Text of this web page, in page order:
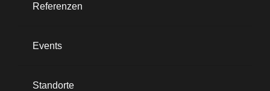
Referenzen
Events
Standorte